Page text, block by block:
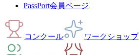
PassPort会員ページ
コンクール ワークショップ